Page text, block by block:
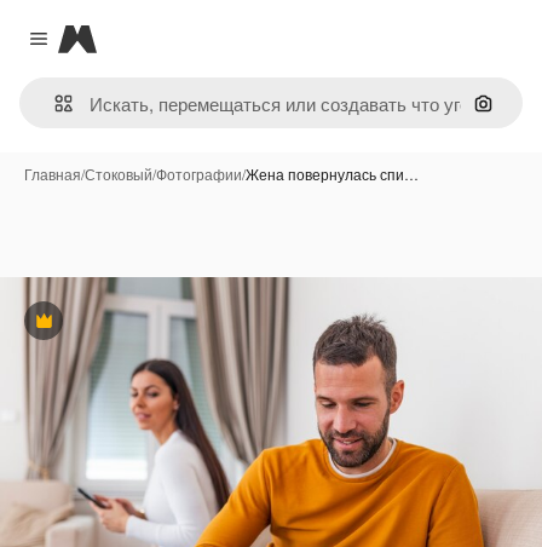
Close menu
Magnific
Поиск
Главная/Стоковый/Фотографии/Жена повернулась спи…
Премиум